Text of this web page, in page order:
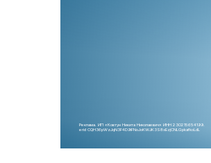
Реклама. ИП «Ковтун Никита Николаевич» ИНН 230215654199.
erid CQH36pWzJqN3F4D9iFNoJoKWJK3S8xEzjCNLGpkafkoLdL